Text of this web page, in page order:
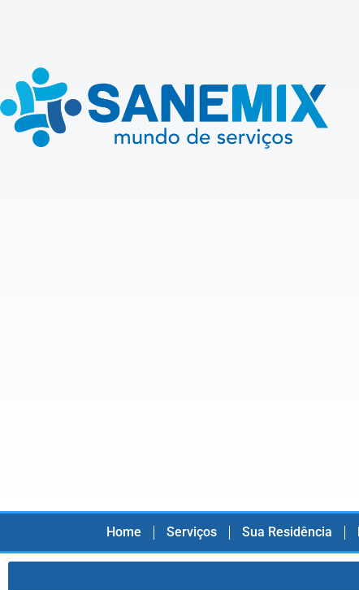
Home Serviços Sua Residência